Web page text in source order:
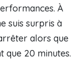
À
suis surpris à
alors que
que 20 minutes.